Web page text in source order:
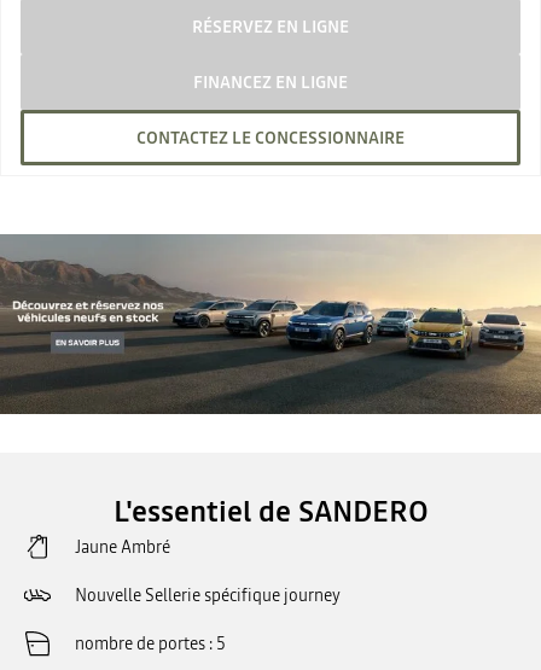
RÉSERVEZ EN LIGNE
FINANCEZ EN LIGNE
CONTACTEZ LE CONCESSIONNAIRE
L'essentiel de SANDERO
Jaune Ambré
Nouvelle Sellerie spécifique journey
nombre de portes 5